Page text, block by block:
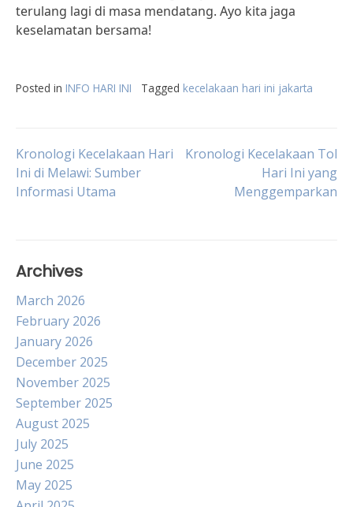
terulang lagi di masa mendatang. Ayo kita jaga
keselamatan bersama!
Posted in INFO HARI INI Tagged kecelakaan hari ini jakarta
Post
navigation
Kronologi Kecelakaan Hari
Ini di Melawi: Sumber
Informasi Utama
Kronologi Kecelakaan Tol
Hari Ini yang
Menggemparkan
Archives
March 2026
February 2026
January 2026
December 2025
November 2025
September 2025
August 2025
July 2025
June 2025
May 2025